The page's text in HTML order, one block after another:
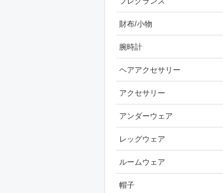
財布/小物
腕時計
ヘアアクセサリー
アクセサリー
アンダーウェア
レッグウェア
ルームウェア
帽子